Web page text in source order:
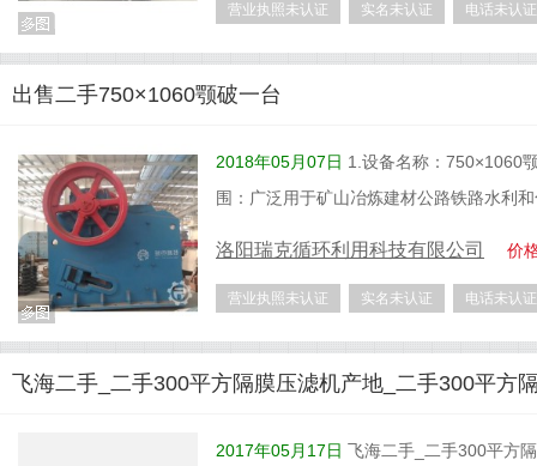
营业执照未认证 实名未认证 电话未认证
出售二手750×1060颚破一台
2018年05月07日 1.设备名称：750×1060
围：广泛用于矿山冶炼建材公路铁路水利
洛阳瑞克循环利用科技有限公司 价
营业执照未认证 实名未认证 电话未认证
飞海二手_二手300平方隔膜压滤机产地_二手300平方
2017年05月17日 飞海二手_二手300平方